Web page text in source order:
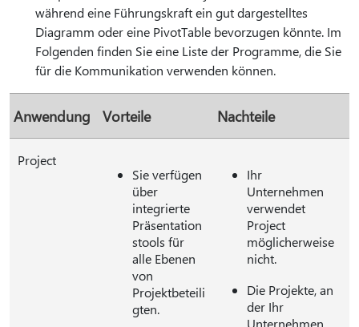
während eine Führungskraft ein gut dargestelltes
Diagramm oder eine PivotTable bevorzugen könnte. Im
Folgenden finden Sie eine Liste der Programme, die Sie
für die Kommunikation verwenden können.
Anwendung Vorteile Nachteile
Project
Sie verfügen
über
integrierte
Präsentation
stools für
alle Ebenen
von
Projektbeteili
gten.
Ihr
Unternehmen
verwendet
Project
möglicherweise
nicht.
Die Projekte, an
der Ihr
Unternehmen